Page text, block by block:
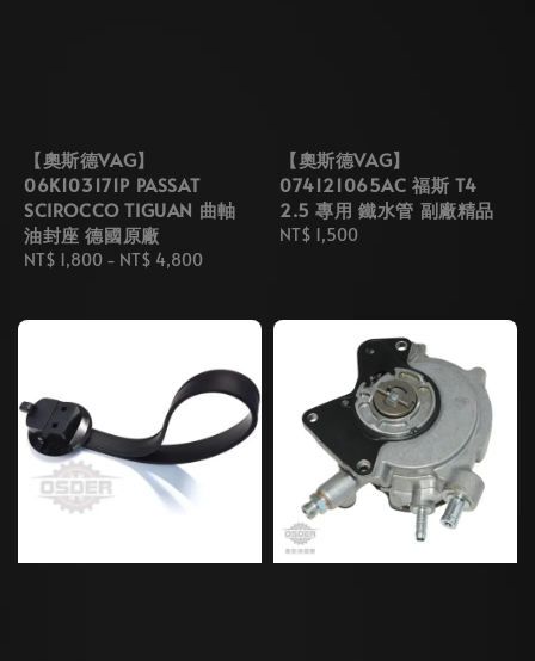
【奧斯德VAG】
06K103171P PASSAT
SCIROCCO TIGUAN 曲軸
油封座 德國原廠
Regular
NT$ 1,800 - NT$ 4,800
【奧斯德VAG】
074121065AC 福斯 T4
2.5 專用 鐵水管 副廠精品
Regular
NT$ 1,500